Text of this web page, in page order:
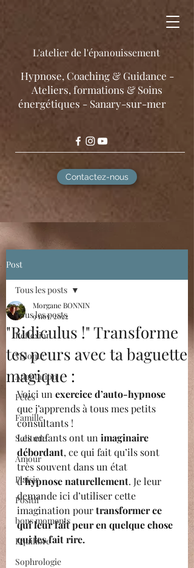
​Hypnose, Coaching & Guidance -
Ateliers, formations & Soins
énergétiques - Sanary-sur-mer
Contactez-nous
L'atelier de l'épanouissement
Post
Tous les posts
Réflexion
Volonté
Adaptation
Fêtes
Famille
Solitude
Amour
Plaisir
Positif
bons moments
Equilibre
Sophrologie
Tous les posts
"Ridiculus !" Transforme
tes peurs avec ta baguette
magique :
Morgane BONNIN
9 nov. 2022
Voici un exercice d’auto-hypnose
que j’apprends à tous mes petits
consultants !
Les enfants ont un imaginaire
débordant, ce qui fait qu’ils sont
très souvent dans un état
d’hypnose naturellement. Je leur
demande ici d’utiliser cette
imagination pour transformer ce
qui leur fait peur en quelque chose
qui les fait rire.